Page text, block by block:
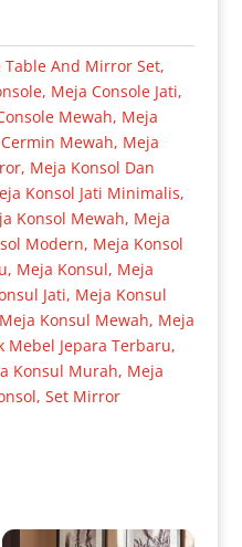
Table And Mirror Set,
, Meja Console Jati,
Mewah, Meja
Mewah, Meja
, Meja Konsol Dan
Konsol Jati Minimalis,
Konsol Mewah, Meja
Modern, Meja Konsol
, Meja Konsul, Meja
Jati, Meja Konsul
Meja Konsul Mewah, Meja
Mebel Jepara Terbaru,
Konsul Murah, Meja
, Set Mirror